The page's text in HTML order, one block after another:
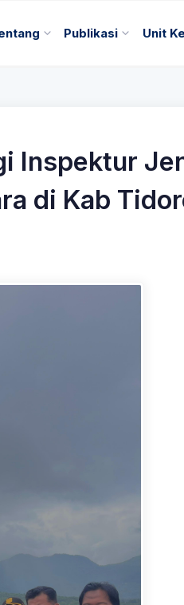
Publikasi Unit
Inspektur
di Kab